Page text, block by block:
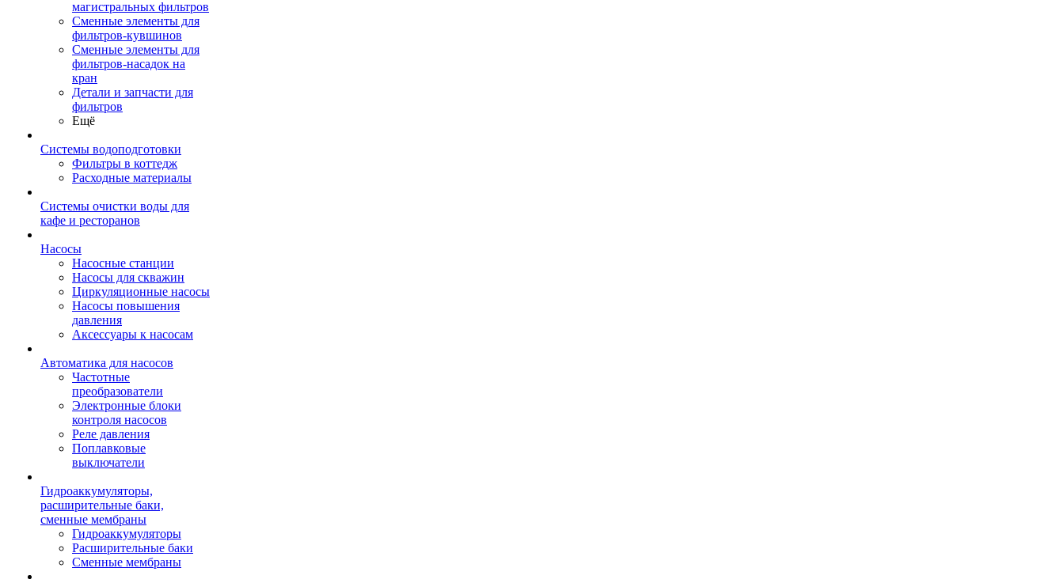
магистральных фильтров
Сменные элементы для
фильтров-кувшинов
Сменные элементы для
фильтров-насадок на
кран
Детали и запчасти для
фильтров
Ещё
Системы водоподготовки
Фильтры в коттедж
Расходные материалы
Системы очистки воды для
кафе и ресторанов
Насосы
Насосные станции
Насосы для скважин
Циркуляционные насосы
Насосы повышения
давления
Аксессуары к насосам
Автоматика для насосов
Частотные
преобразователи
Электронные блоки
контроля насосов
Реле давления
Поплавковые
выключатели
Гидроаккумуляторы,
расширительные баки,
сменные мембраны
Гидроаккумуляторы
Расширительные баки
Сменные мембраны